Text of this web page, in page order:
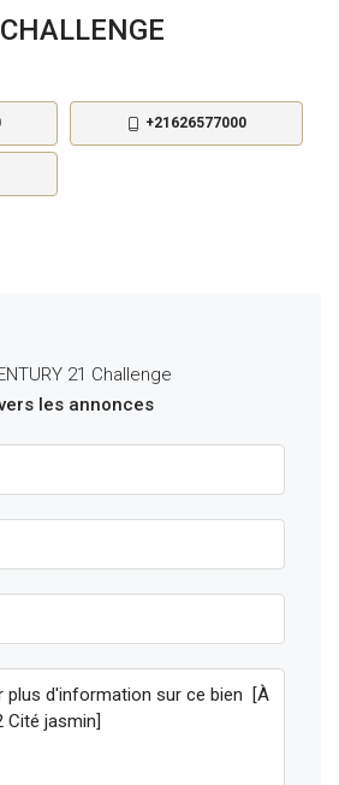
+21626577000
21 Challenge
les annonces